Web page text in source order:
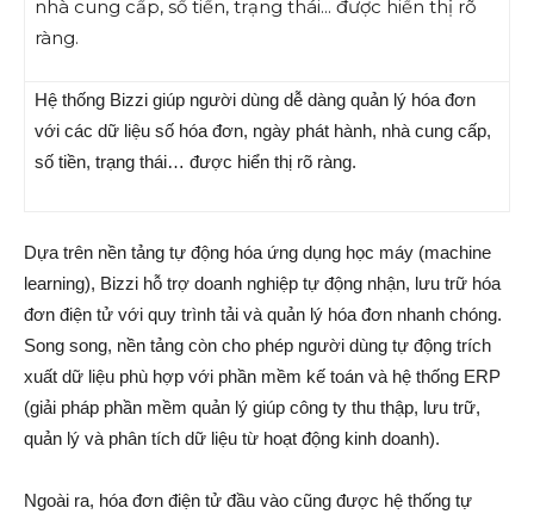
Hệ thống Bizzi giúp người dùng dễ dàng quản lý hóa đơn
với các dữ liệu số hóa đơn, ngày phát hành, nhà cung cấp,
số tiền, trạng thái… được hiển thị rõ ràng.
Dựa trên nền tảng tự động hóa ứng dụng học máy (machine
learning), Bizzi hỗ trợ doanh nghiệp tự động nhận, lưu trữ hóa
đơn điện tử với quy trình tải và quản lý hóa đơn nhanh chóng.
Song song, nền tảng còn cho phép người dùng tự động trích
xuất dữ liệu phù hợp với phần mềm kế toán và hệ thống ERP
(giải pháp phần mềm quản lý giúp công ty thu thập, lưu trữ,
quản lý và phân tích dữ liệu từ hoạt động kinh doanh).
Ngoài ra, hóa đơn điện tử đầu vào cũng được hệ thống tự